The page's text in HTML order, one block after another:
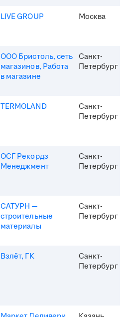
LIVE GROUP Москва
ООО Бристоль, сеть
магазинов, Работа
в магазине
Санкт-
Петербург
TERMOLAND
Санкт-
Петербург
ОСГ Рекордз
Менеджмент
Санкт-
Петербург
САТУРН —
строительные
материалы
Санкт-
Петербург
Взлёт, ГК
Санкт-
Петербург